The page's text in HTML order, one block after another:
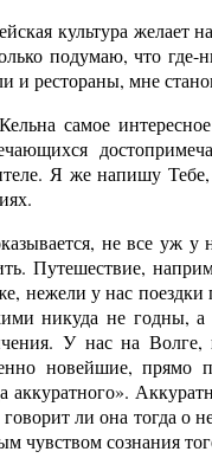
культура желает
подумаю, что где-
и рестораны, мне
самое
Я же напишу
не все уж у
Путешествие,
нежели у нас
никуда не годны, а
У нас на
новейшие, прямо
ли она тогда о
чувством сознания